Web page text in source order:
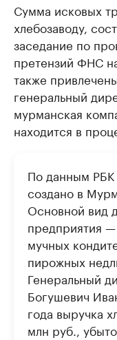
Сумма исковых
хлебозаводу,
заседание по
претензий ФНС
также
генеральный
мурманская
находится в
По данным РБК
создано в
Основной вид
предприятия
мучных
пирожных
Генеральный
Богушевич
года выручка
млн руб.,